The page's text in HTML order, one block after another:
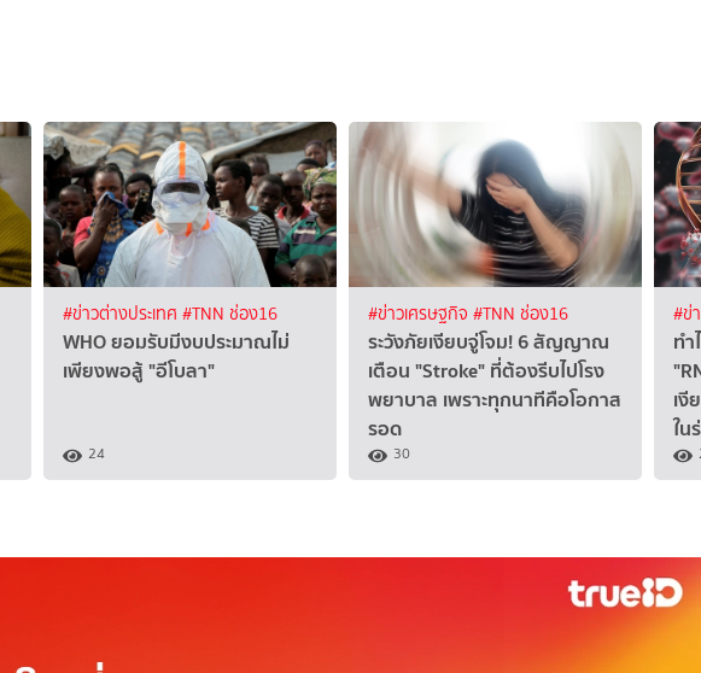
#ข่าวต่างประเทศ #TNN ช่อง16
WHO ยอมรับมีงบประมาณไม่
เพียงพอสู้ "อีโบลา"
24
#ข่าวเศรษฐกิจ #TNN ช่อง16
ระวังภัยเงียบจู่โจม! 6 สัญญาณ
เตือน "Stroke" ที่ต้องรีบไปโรง
พยาบาล เพราะทุกนาทีคือโอกาส
รอด
30
#ข่
ท
เ
ใ